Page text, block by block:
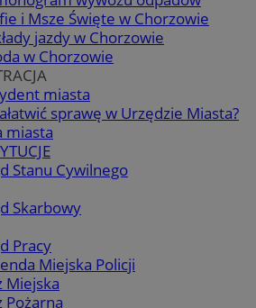
i Msze Święte w Chorzowie
jazdy w Chorzowie
w Chorzowie
miasta
sprawę w Urzędzie Miasta?
miasta
Stanu Cywilnego
Skarbowy
Pracy
Miejska Policji
Miejska
Pożarna